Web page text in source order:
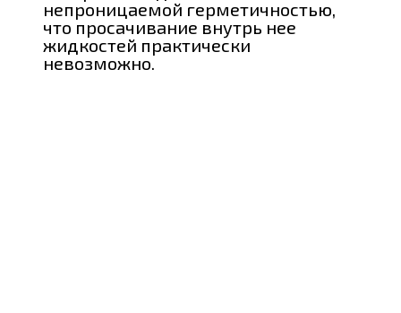
непроницаемой герметичностью,
что просачивание внутрь нее
жидкостей практически
невозможно.